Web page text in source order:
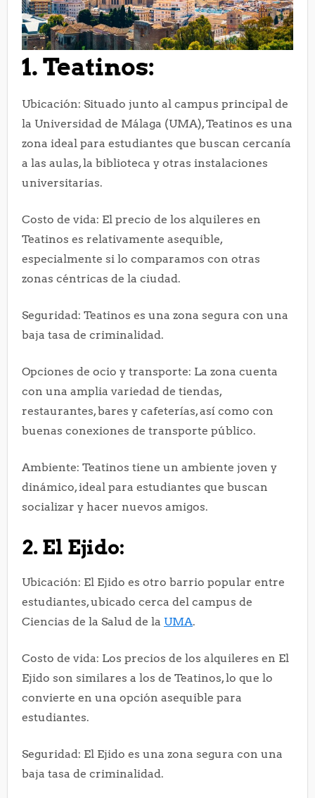
1. Teatinos:
Ubicación: Situado junto al campus principal de
la Universidad de Málaga (UMA), Teatinos es una
zona ideal para estudiantes que buscan cercanía
a las aulas, la biblioteca y otras instalaciones
universitarias.
Costo de vida: El precio de los alquileres en
Teatinos es relativamente asequible,
especialmente si lo comparamos con otras
zonas céntricas de la ciudad.
Seguridad: Teatinos es una zona segura con una
baja tasa de criminalidad.
Opciones de ocio y transporte: La zona cuenta
con una amplia variedad de tiendas,
restaurantes, bares y cafeterías, así como con
buenas conexiones de transporte público.
Ambiente: Teatinos tiene un ambiente joven y
dinámico, ideal para estudiantes que buscan
socializar y hacer nuevos amigos.
2. El Ejido:
Ubicación: El Ejido es otro barrio popular entre
estudiantes, ubicado cerca del campus de
Ciencias de la Salud de la UMA.
Costo de vida: Los precios de los alquileres en El
Ejido son similares a los de Teatinos, lo que lo
convierte en una opción asequible para
estudiantes.
Seguridad: El Ejido es una zona segura con una
baja tasa de criminalidad.